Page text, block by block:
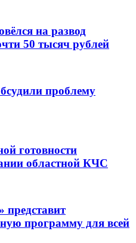
на развод
50 тысяч рублей
проблему
готовности
областной КЧС
представит
программу для всей